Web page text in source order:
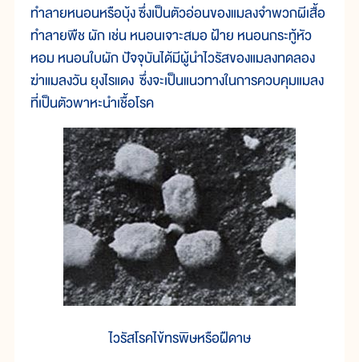
ทำลายหนอนหรือบุ้ง ซึ่งเป็นตัวอ่อนของแมลงจำพวกผีเสื้อ
ทำลายพืช ผัก เช่น หนอนเจาะสมอ ฝ้าย หนอนกระทู้หัว
หอม หนอนใบผัก ปัจจุบันได้มีผู้นำไวรัสของแมลงทดลอง
ฆ่าแมลงวัน ยุงไรแดง ซึ่งจะเป็นแนวทางในการควบคุมแมลง
ที่เป็นตัวพาหะนำเชื้อโรค
ไวรัสโรคไข้ทรพิษหรือฝืดาษ